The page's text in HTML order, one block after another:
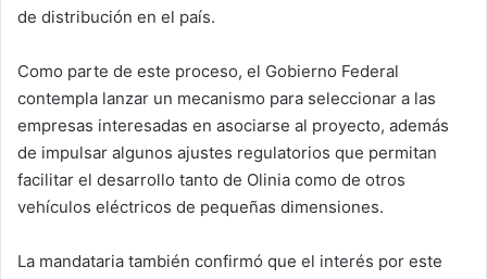
de distribución en el país.
Como parte de este proceso, el Gobierno Federal
contempla lanzar un mecanismo para seleccionar a las
empresas interesadas en asociarse al proyecto, además
de impulsar algunos ajustes regulatorios que permitan
facilitar el desarrollo tanto de Olinia como de otros
vehículos eléctricos de pequeñas dimensiones.
La mandataria también confirmó que el interés por este